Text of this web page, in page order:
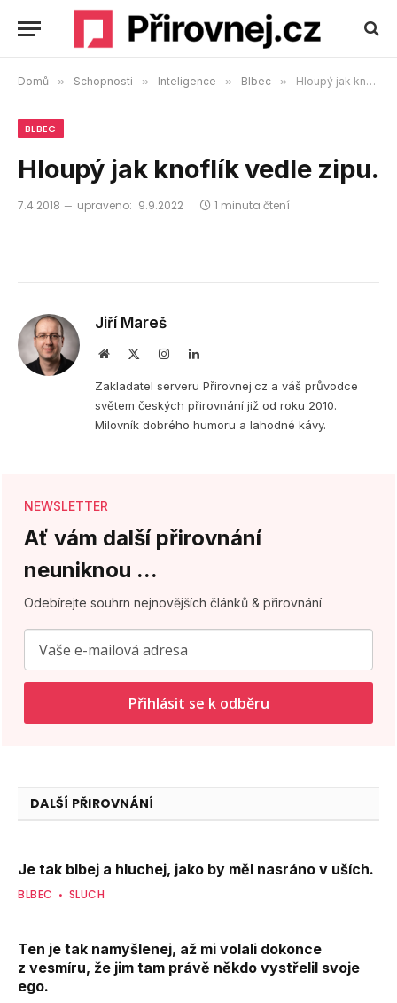
Domů » Schopnosti » Inteligence » Blbec » Hloupý jak knoflík vedle zipu.
BLBEC
Hloupý jak knoflík vedle zipu.
7.4.2018 upraveno: 9.9.2022 1 minuta čtení
Jiří Mareš
Webová
InstagramLinkedIn
Zakladatel serveru Přirovnej.cz a váš průvodce
světem českých přirovnání již od roku 2010.
Milovník dobrého humoru a lahodné kávy.
NEWSLETTER
Ať vám další přirovnání
neuniknou ...
Odebírejte souhrn nejnovějších článků & přirovnání
Přihlásit se k odběru
DALŠÍ PŘIROVNÁNÍ
Je tak blbej a hluchej, jako by měl nasráno v uších.
BLBEC SLUCH
Ten je tak namyšlenej, až mi volali dokonce
z vesmíru, že jim tam právě někdo vystřelil svoje
ego.